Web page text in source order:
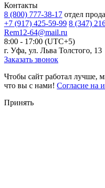
Контакты
8 (800) 777-38-17 отдел
+7 (917) 425-59-99 8 (347)
Rem12-64@mail.ru
8:00 - 17:00 (UTC+5)
г. Уфа, ул. Льва Толстого, 13
Заказать звонок
Чтобы сайт работал лучше,
что вы с нами! Согласие на
Принять